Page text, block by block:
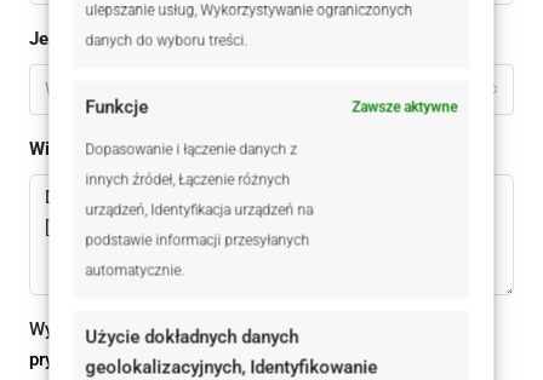
ulepszanie usług, Wykorzystywanie ograniczonych
danych do wyboru treści.
Funkcje Zawsze aktywne
Dopasowanie i łączenie danych z
innych źródeł, Łączenie różnych
urządzeń, Identyfikacja urządzeń na
podstawie informacji przesyłanych
automatycznie.
Użycie dokładnych danych
geolokalizacyjnych, Identyfikowanie
Jestem
Wybierz
Wiadomomść
Wysyłając ten formularz zgadzam się z
prywatności